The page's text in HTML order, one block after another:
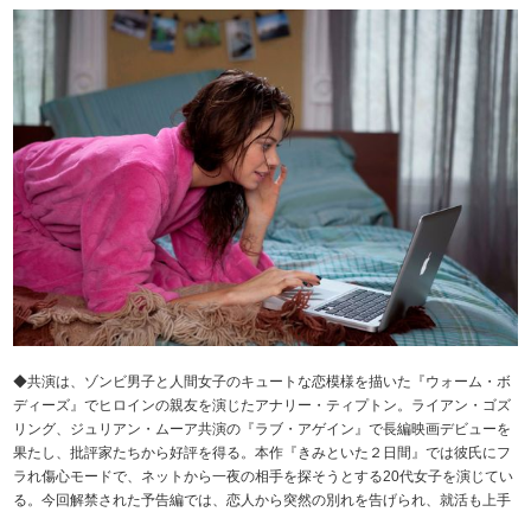
◆共演は、ゾンビ男子と人間女子のキュートな恋模様を描いた『ウォーム・ボ
ディーズ』でヒロインの親友を演じたアナリー・ティプトン。ライアン・ゴズ
リング、ジュリアン・ムーア共演の『ラブ・アゲイン』で長編映画デビューを
果たし、批評家たちから好評を得る。本作『きみといた２日間』では彼氏にフ
ラれ傷心モードで、ネットから一夜の相手を探そうとする20代女子を演じてい
る。今回解禁された予告編では、恋人から突然の別れを告げられ、就活も上手